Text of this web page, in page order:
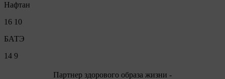
Нафтан
16 10
БАТЭ
14 9
Партнер здорового образа жизни -